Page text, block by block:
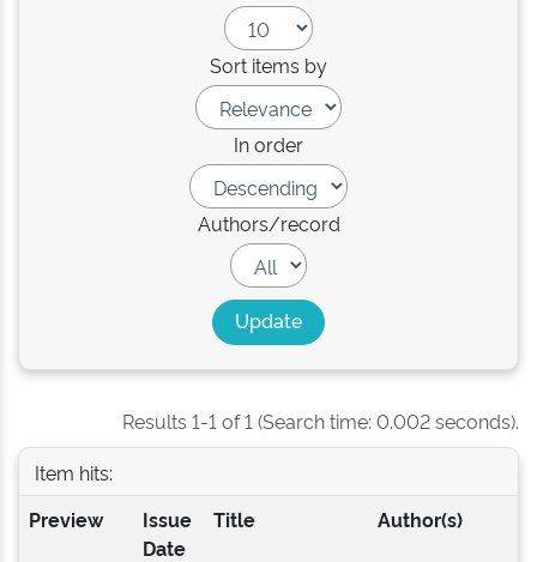
Sort items by
In order
Authors/record
Results 1-1 of 1 (Search time: 0.002 seconds).
Item hits:
Preview
Issue
Date
Title Author(s)